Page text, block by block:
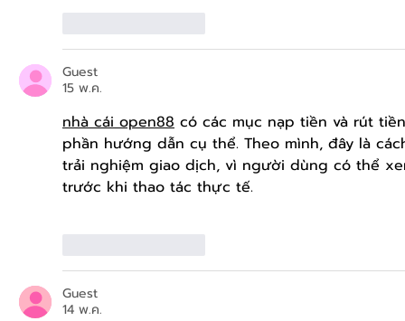
Guest
15 พ.ค.
nhà cái open88 có các mục nạp tiền và rút
phần hướng dẫn cụ thể. Theo mình, đây là
trải nghiệm giao dịch, vì người dùng có thể
trước khi thao tác thực tế.
Guest
14 พ.ค.